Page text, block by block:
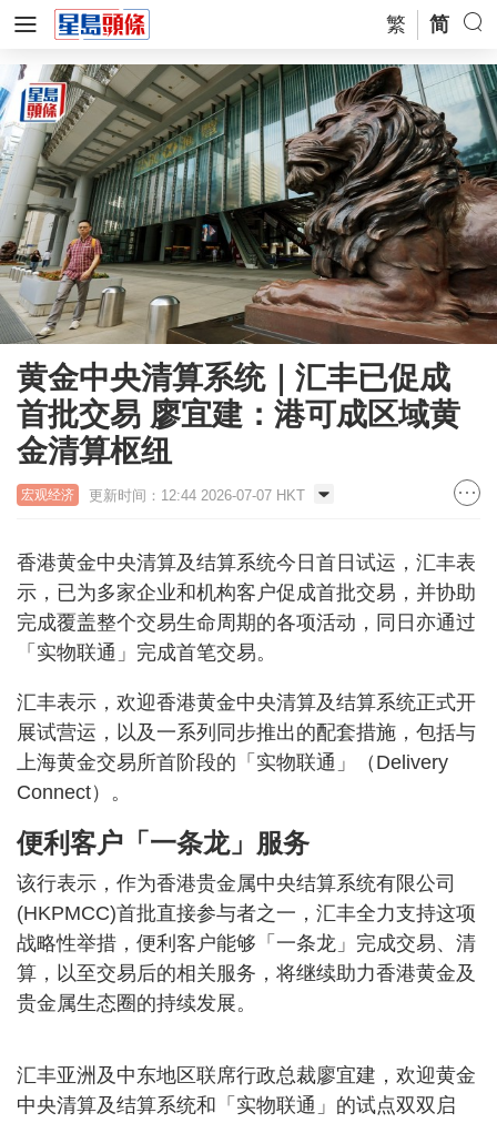
繁 简
黄金中央清算系统｜汇丰已促成
首批交易 廖宜建：港可成区域黄
金清算枢纽
宏观经济 更新时间：12:44 2026-07-07 HKT
香港黄金中央清算及结算系统今日首日试运，汇丰表
示，已为多家企业和机构客户促成首批交易，并协助
完成覆盖整个交易生命周期的各项活动，同日亦通过
「实物联通」完成首笔交易。
汇丰表示，欢迎香港黄金中央清算及结算系统正式开
展试营运，以及一系列同步推出的配套措施，包括与
上海黄金交易所首阶段的「实物联通」（Delivery
Connect）。
便利客户「一条龙」服务
该行表示，作为香港贵金属中央结算系统有限公司
(HKPMCC)首批直接参与者之一，汇丰全力支持这项
战略性举措，便利客户能够「一条龙」完成交易、清
算，以至交易后的相关服务，将继续助力香港黄金及
贵金属生态圈的持续发展。
汇丰亚洲及中东地区联席行政总裁廖宜建，欢迎黄金
中央清算及结算系统和「实物联通」的试点双双启